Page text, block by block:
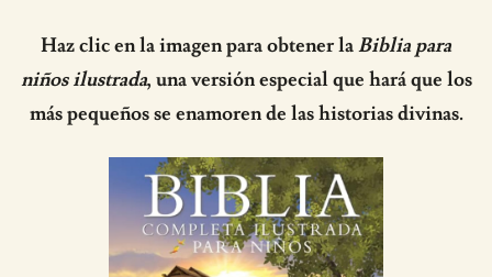
Haz clic en la imagen para obtener laBiblia para
niños ilustrada, una versión especial que hará que los
más pequeños se enamoren de las historias divinas.